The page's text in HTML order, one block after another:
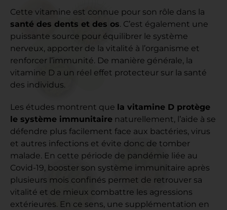
Cette vitamine est connue pour son rôle dans la
santé des dents et des os. C’est également une
puissante source pour équilibrer le système
nerveux, apporter de la vitalité à l’organisme et
renforcer l’immunité. De manière générale, la
vitamine D a un réel effet protecteur sur la santé
des individus.
Les études montrent que la vitamine D protège
le système immunitaire naturellement, l’aide à se
défendre plus facilement face aux bactéries, virus
et autres infections et évite donc de tomber
malade. En cette période de pandémie liée au
Covid-19, booster son système immunitaire après
plusieurs mois confinés permet de retrouver sa
vitalité et de mieux combattre les agressions
extérieures. En ce sens, une supplémentation en